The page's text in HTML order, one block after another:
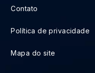
Contato
Política de privacidade
Mapa do site